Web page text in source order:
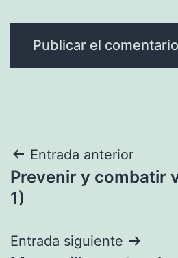
Navegación
de
Entrada anterior
Prevenir y combatir
1)
Entrada siguiente